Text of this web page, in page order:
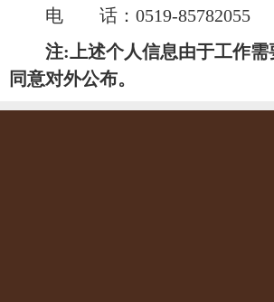
电 话： 0519-85782055
注:上述个人信息由于工作需
同意对外公布。